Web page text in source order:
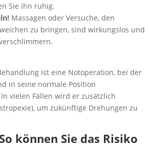
Sie ihn ruhig.
Massagen oder Versuche, den
zu bringen, sind wirkungslos und
ist eine Notoperation, bei der
in seine normale Position
vielen Fällen wird er zusätzlich
um zukünftige Drehungen zu
können Sie das Risiko